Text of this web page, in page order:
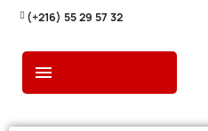
(+216) 55 29 57 32